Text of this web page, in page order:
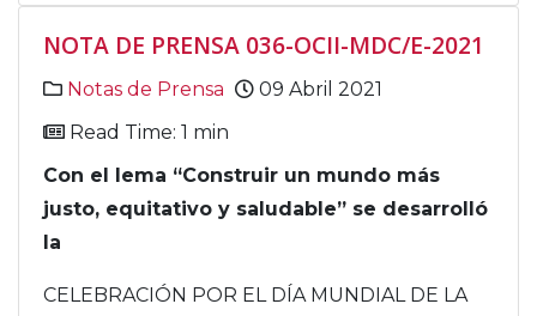
NOTA DE PRENSA 036-OCII-MDC/E-2021
Notas de Prensa
09 Abril 2021
Read Time: 1 min
Con el lema “Construir un mundo más
justo, equitativo y saludable” se desarrolló
la
CELEBRACIÓN POR EL DÍA MUNDIAL DE LA